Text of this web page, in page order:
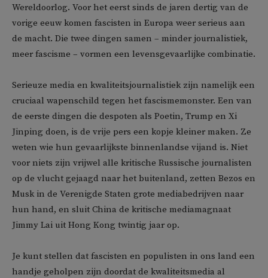
Wereldoorlog. Voor het eerst sinds de jaren dertig van de
vorige eeuw komen fascisten in Europa weer serieus aan
de macht. Die twee dingen samen – minder journalistiek,
meer fascisme – vormen een levensgevaarlijke combinatie.
Serieuze media en kwaliteitsjournalistiek zijn namelijk een
cruciaal wapenschild tegen het fascismemonster. Een van
de eerste dingen die despoten als Poetin, Trump en Xi
Jinping doen, is de vrije pers een kopje kleiner maken. Ze
weten wie hun gevaarlijkste binnenlandse vijand is. Niet
voor niets zijn vrijwel alle kritische Russische journalisten
op de vlucht gejaagd naar het buitenland, zetten Bezos en
Musk in de Verenigde Staten grote mediabedrijven naar
hun hand, en sluit China de kritische mediamagnaat
Jimmy Lai uit Hong Kong twintig jaar op.
Je kunt stellen dat fascisten en populisten in ons land een
handje geholpen zijn doordat de kwaliteitsmedia al